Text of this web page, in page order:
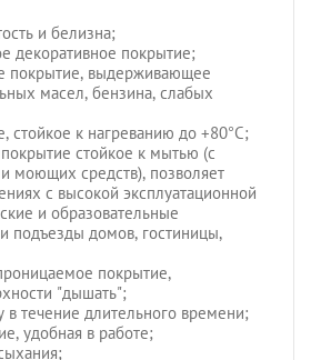
и белизна;
декоративное покрытие;
покрытие, выдерживающее
масел, бензина, слабых
стойкое к нагреванию до +80°С;
стойкое к мытью (с
моющих средств), позволяет
с высокой эксплуатационной
и образовательные
подъезды домов, гостиницы,
покрытие,
"дышать";
в течение длительного времени;
удобная в работе;